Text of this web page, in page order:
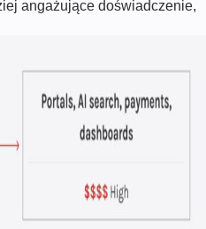
angażujące doświadczenie,